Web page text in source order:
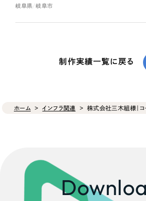
岐阜県
岐阜市
制作実績一覧に戻る
ホーム インフラ関連 株式会社三木組様｜コ